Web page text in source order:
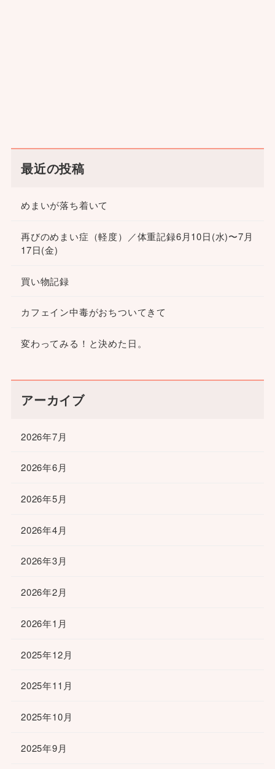
最近の投稿
めまいが落ち着いて
再びのめまい症（軽度）／体重記録6月10日(水)〜7月
17日(金)
買い物記録
カフェイン中毒がおちついてきて
変わってみる！と決めた日。
アーカイブ
2026年7月
2026年6月
2026年5月
2026年4月
2026年3月
2026年2月
2026年1月
2025年12月
2025年11月
2025年10月
2025年9月